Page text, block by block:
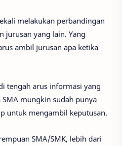
melakukan perbandingan
jurusan yang lain. Yang
ambil jurusan apa ketika
tengah arus informasi yang
mungkin sudah punya
untuk mengambil keputusan.
SMA/SMK, lebih dari